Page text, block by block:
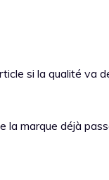
si la qualité va
la marque déjà